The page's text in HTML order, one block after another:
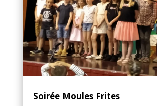
Soirée Moules Frites